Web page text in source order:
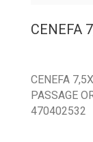
CENEFA
CENEFA
PASSAGE
470402532